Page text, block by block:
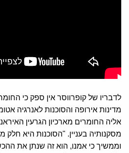
לדבריו של קופרווסר אין ספק כי
מדינות אירופה והסוכנות לאנרגיה
אליה החומרים מארכיון הגרעין
מסקנותיה בעניין. "הסוכנות היא חלק